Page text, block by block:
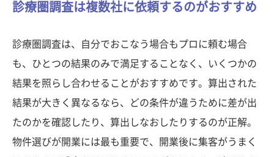
診療圏調査は複数社に依頼するのがおすすめ
診療圏調査は、自分でおこなう場合もプロに頼む場合
も、ひとつの結果のみで満足することなく、いくつかの
結果を照らし合わせることがおすすめです。算出された
結果が大きく異なるなら、どの条件が違うために差が出
たのかを確認したり、算出しなおしたりするのが正解。
物件選びが開業には最も重要で、開業後に集客がうまく